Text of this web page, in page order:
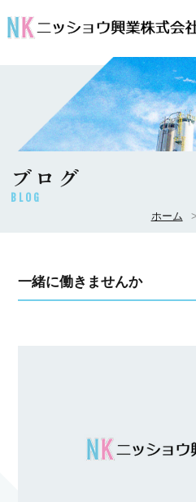
ブログ
BLOG
ホーム
一緒に働きませんか